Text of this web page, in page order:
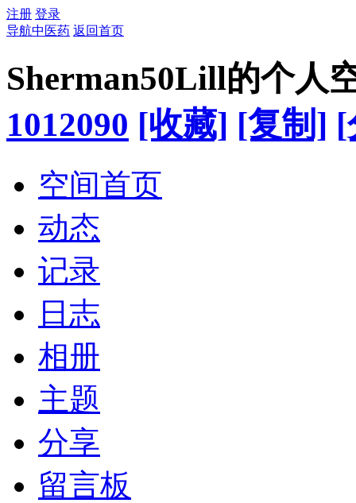
注册 登录
导航中医药 返回首页
Sherman50Lill的个人
1012090 [收藏] [复制] [
空间首页
动态
记录
日志
相册
主题
分享
留言板